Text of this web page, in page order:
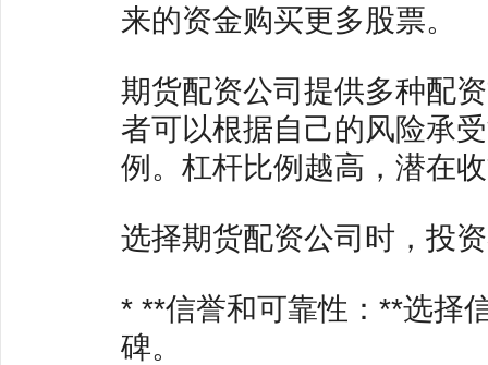
来的资金购买更多股票。
期货配资公司提供多种配
者可以根据自己的风险承
例。杠杆比例越高，潜在
选择期货配资公司时，投
* **信誉和可靠性：**选择
碑。